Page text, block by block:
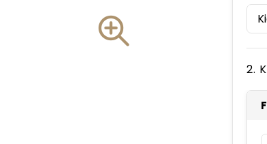
2.